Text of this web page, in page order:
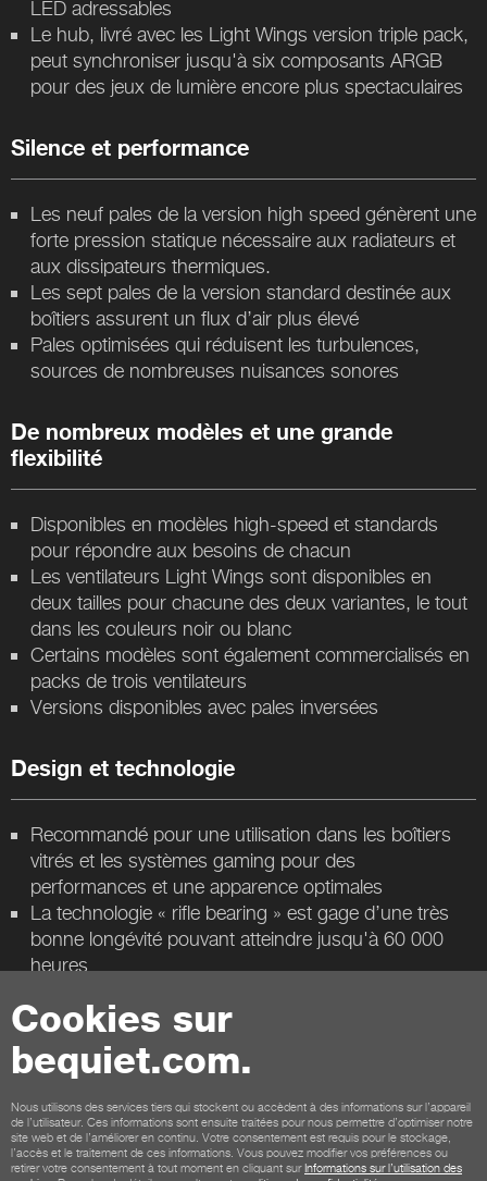
Cookies sur
bequiet.com.
Nous utilisons des services tiers qui stockent ou accèdent à des informations sur l’appareil
de l’utilisateur. Ces informations sont ensuite traitées pour nous permettre d’optimiser notre
site web et de l’améliorer en continu. Votre consentement est requis pour le stockage,
l’accès et le traitement de ces informations. Vous pouvez modifier vos préférences ou
retirer votre consentement à tout moment en cliquant surInformations sur l’utilisation des
LED adressables
Le hub, livré avec les Light Wings version triple pack,
peut synchroniser jusqu'à six composants ARGB
pour des jeux de lumière encore plus spectaculaires
Silence et performance
Les neuf pales de la version high speed génèrent une
forte pression statique nécessaire aux radiateurs et
aux dissipateurs thermiques.
Les sept pales de la version standard destinée aux
boîtiers assurent un flux d’air plus élevé
Pales optimisées qui réduisent les turbulences,
sources de nombreuses nuisances sonores
De nombreux modèles et une grande
flexibilité
Disponibles en modèles high-speed et standards
pour répondre aux besoins de chacun
Les ventilateurs Light Wings sont disponibles en
deux tailles pour chacune des deux variantes, le tout
dans les couleurs noir ou blanc
Certains modèles sont également commercialisés en
packs de trois ventilateurs
Versions disponibles avec pales inversées
Design et technologie
Recommandé pour une utilisation dans les boîtiers
vitrés et les systèmes gaming pour des
performances et une apparence optimales
La technologie « rifle bearing » est gage d’une très
bonne longévité pouvant atteindre jusqu'à 60 000
heures
Contact
Mentions légales
Conditions générales pour les clients de la boutique
Politique de remboursement
Paiement Livraison